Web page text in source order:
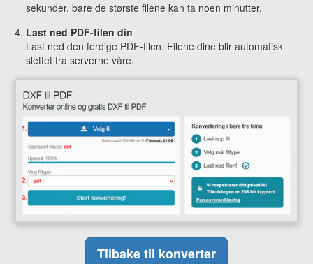
sekunder, bare de største filene kan ta noen minutter.
Last ned PDF-filen din
Last ned den ferdige PDF-filen. Filene dine blir automatisk
slettet fra serverne våre.
Tilbake til konverter